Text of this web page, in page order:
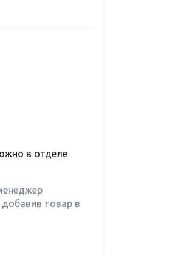
в отделе
товар в